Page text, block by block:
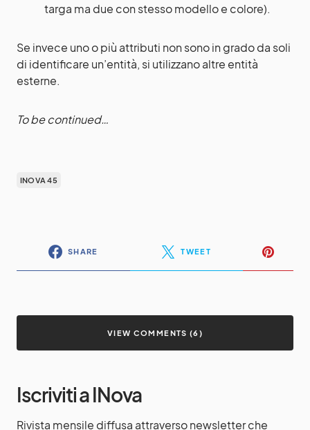
targa ma due con stesso modello e colore).
Se invece uno o più attributi non sono in grado da soli
di identificare un’entità, si utilizzano altre entità
esterne.
To be continued…
INOVA 45
SHARE TWEET
VIEW COMMENTS (6)
Iscriviti a INova
Rivista mensile diffusa attraverso newsletter che